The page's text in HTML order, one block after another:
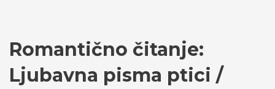
Romantično čitanje:
Ljubavna pisma ptici /